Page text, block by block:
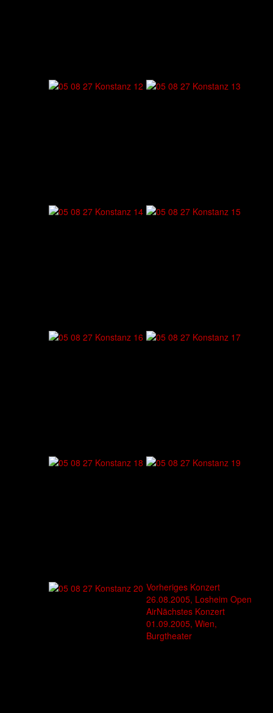
Vorheriges Konzert
26.08.2005, Losheim Open
AirNächstes Konzert
01.09.2005, Wien,
Burgtheater